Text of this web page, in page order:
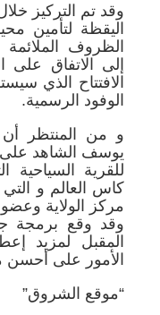
وقد تم التركيز
اليقظة لتأمين
الظروف
إلى الاتفاق على
الافتتاح الذي
الوفود الرسمية.
و من المنتظر
يوسف الشاهد على
للقرية السياحية
كاس العالم و
مركز الولاية
وقد وقع برمجة
المقبل لمزيد
الأمور على أحسن
“موقع الشروق”